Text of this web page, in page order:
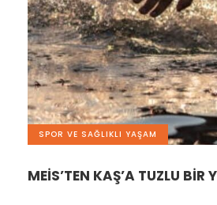
SPOR VE SAĞLIKLI YAŞAM
MEİS’TEN KAŞ’A TUZLU BİR